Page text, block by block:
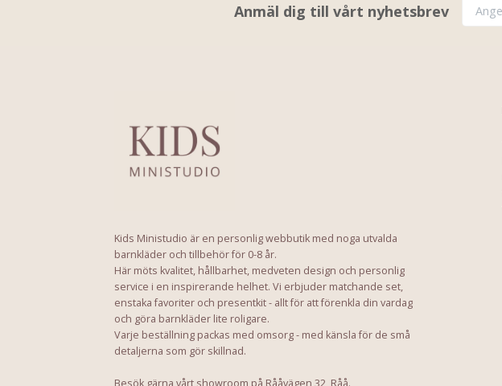
Anmäl dig till vårt nyhetsbrev
Kids Ministudio är en personlig webbutik med noga utvalda
barnkläder och tillbehör för 0-8 år.
Här möts kvalitet, hållbarhet, medveten design och personlig
service i en inspirerande helhet. Vi erbjuder matchande set,
enstaka favoriter och presentkit - allt för att förenkla din vardag
och göra barnkläder lite roligare.
Varje beställning packas med omsorg - med känsla för de små
detaljerna som gör skillnad.